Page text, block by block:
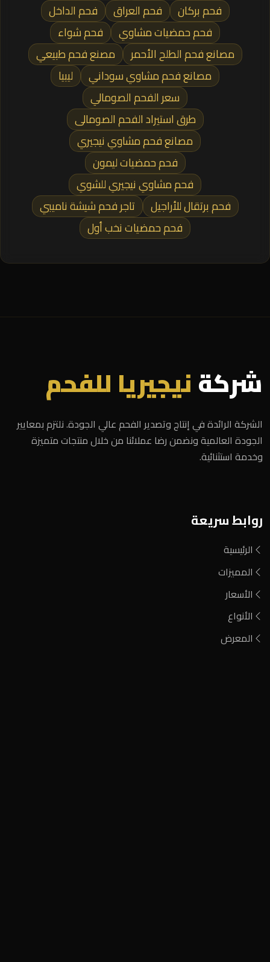
فحم بركان
فحم العراق
فحم الداخل
فحم حمضيات مشاوي
فحم شواء
مصانع فحم الطلح الأحمر
مصنع فحم طبيعي
مصانع فحم مشاوي سوداني
ليبيا
سعر الفحم الصومالي
طرق استيراد الفحم الصومالى
مصانع فحم مشاوي نيجيري
فحم حمضيات ليمون
فحم مشاوي نيجيري للشوي
فحم برتقال للأراجيل
تاجر فحم شيشة ناميبي
فحم حمضيات نخب أول
شركةنيجيريا للفحم
الشركة الرائدة في إنتاج وتصدير الفحم عالي الجودة. نلتزم بمعايير
الجودة العالمية ونضمن رضا عملائنا من خلال منتجات متميزة
وخدمة استثنائية.
روابط سريعة
الرئيسية
المميزات
الأسعار
الأنواع
المعرض